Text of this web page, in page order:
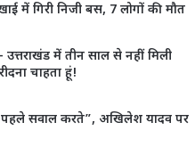
में गिरी निजी बस, 7 लोगों की मौत
में तीन साल से नहीं मिली
चाहता हूं!
पहले सवाल करते”, अखिलेश यादव पर